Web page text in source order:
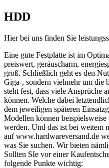
HDD
Hier bei uns finden Sie
Eine gute Festplatte ist im
preiswert, geräuscharm,
groß. Schließlich geht es den
Giga-, sondern vielmehr um die
steht fest, dass viele Ansprüche
können. Welche dabei
dem jeweiligen späteren
Modellen können
werden. Und das ist bei weitem
auf www.hardwareversand.de
was Sie suchen. Wir bieten
Sollten SIe vor einer
folgende Punkte wichtig: